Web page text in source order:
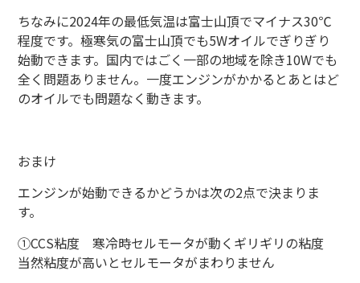
ちなみに2024年の最低気温は富士山頂でマイナス30℃
程度です。極寒気の富士山頂でも5Wオイルでぎりぎり
始動できます。国内ではごく一部の地域を除き10Wでも
全く問題ありません。一度エンジンがかかるとあとはど
のオイルでも問題なく動きます。
おまけ
エンジンが始動できるかどうかは次の2点で決まりま
す。
①CCS粘度 寒冷時セルモータが動くギリギリの粘度
当然粘度が高いとセルモータがまわりません